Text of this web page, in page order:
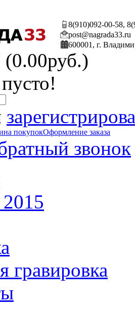
8(910)092-00-58,
post@nagrada33.ru
600001, г.
(0.00руб.)
покупокОформление заказа
звонок
2015
гравировка